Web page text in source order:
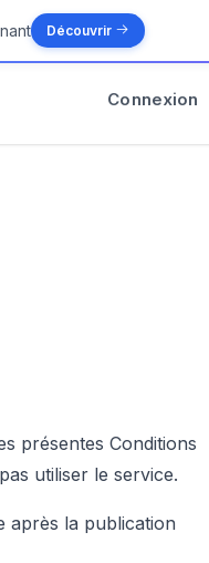
Découvrir
Connexion
présentes Conditions
utiliser le service.
après la publication